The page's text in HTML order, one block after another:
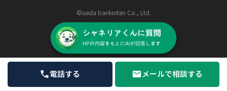
電話する メールで相談する
©ueda bankinten Co., Ltd.